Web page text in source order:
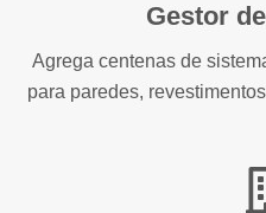
Gestor
Agrega centenas de
para paredes,